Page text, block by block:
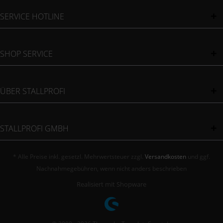
SERVICE HOTLINE
SHOP SERVICE
ÜBER STALLPROFI
STALLPROFI GMBH
* Alle Preise inkl. gesetzl. Mehrwertsteuer zzgl. Versandkosten und ggf.
Nachnahmegebühren, wenn nicht anders beschrieben
Realisiert mit Shopware